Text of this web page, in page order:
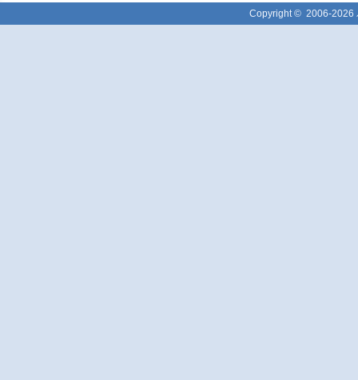
Copyright © 2006-2026